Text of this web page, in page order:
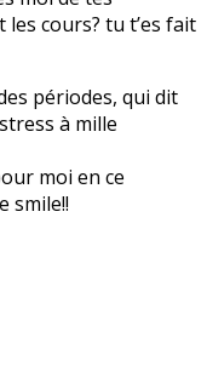
cours? tu t’es fait
périodes, qui dit
à mille
moi en ce
smile!!